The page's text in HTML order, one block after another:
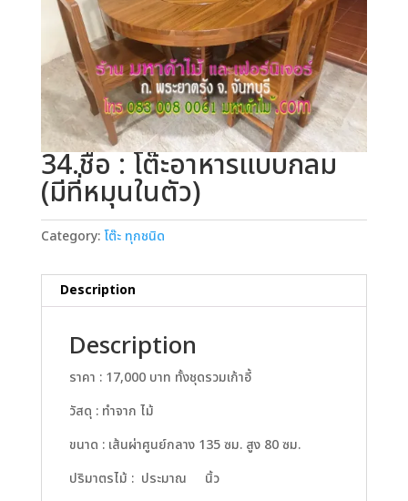
34.ชื่อ : โต๊ะอาหารแบบกลม
(มีที่หมุนในตัว)
Category:โต๊ะ ทุกชนิด
Description
Description
ราคา : 17,000 บาท ทั้งชุดรวมเก้าอี้
วัสดุ : ทำจาก ไม้
ขนาด : เส้นผ่าศูนย์กลาง 135 ซม. สูง 80 ซม.
ปริมาตรไม้ : ประมาณ นิ้ว